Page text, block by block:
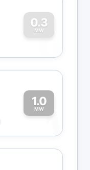
0.3
MW
0
1.0
MW1